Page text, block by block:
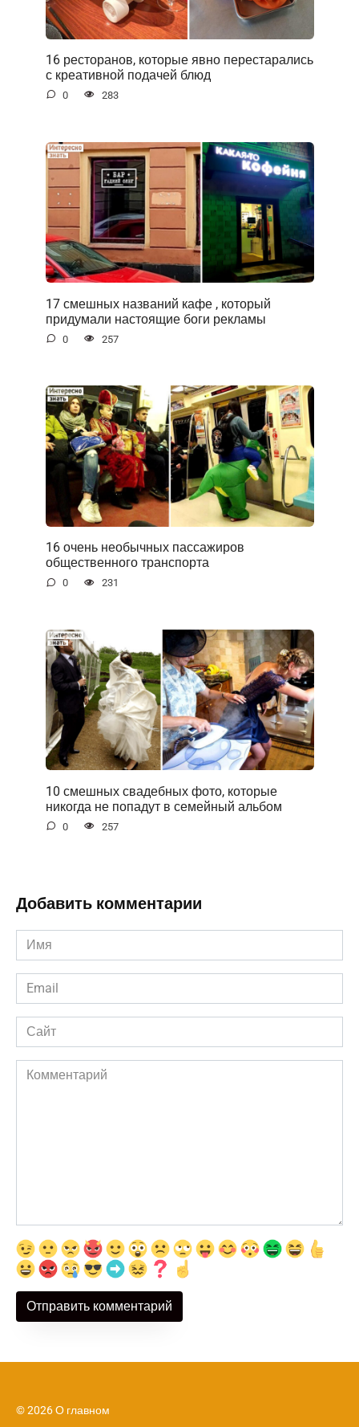
16 ресторанов, которые явно перестарались
с креативной подачей блюд
0 283
17 смешных названий кафе , который
придумали настоящие боги рекламы
0 257
16 очень необычных пассажиров
общественного транспорта
0 231
10 смешных свадебных фото, которые
никогда не попадут в семейный альбом
0 257
Добавить комментарии
Имя
*
Email
*
Сайт
Комментарий
© 2026 О главном